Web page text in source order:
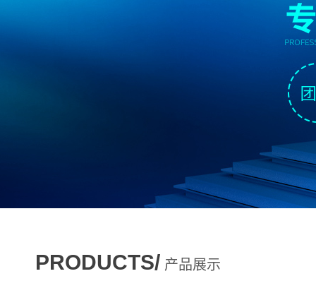
PRODUCTS/ 产品展示